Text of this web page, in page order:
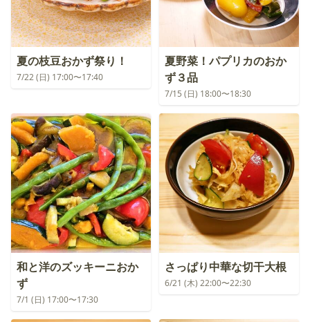
夏の枝豆おかず祭り！
7/22 (日) 17:00〜17:40
夏野菜！パプリカのおか
ず３品
7/15 (日) 18:00〜18:30
和と洋のズッキーニおか
ず
7/1 (日) 17:00〜17:30
さっぱり中華な切干大根
6/21 (木) 22:00〜22:30